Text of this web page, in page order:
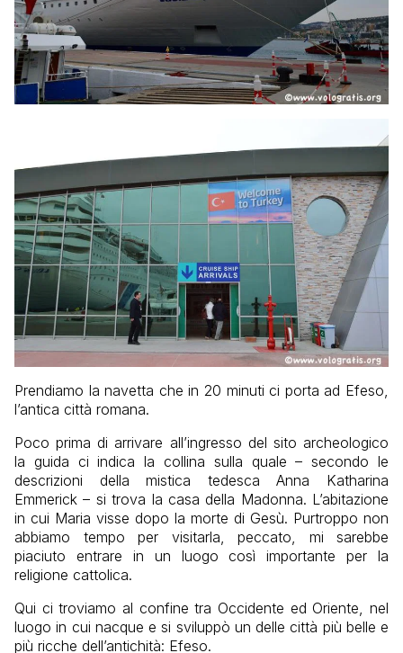
Prendiamo la navetta che in 20 minuti ci porta ad Efeso,
l’antica città romana.
Poco prima di arrivare all’ingresso del sito archeologico
la guida ci indica la collina sulla quale – secondo le
descrizioni della mistica tedesca Anna Katharina
Emmerick – si trova la casa della Madonna. L’abitazione
in cui Maria visse dopo la morte di Gesù. Purtroppo non
abbiamo tempo per visitarla, peccato, mi sarebbe
piaciuto entrare in un luogo così importante per la
religione cattolica.
Qui ci troviamo al confine tra Occidente ed Oriente, nel
luogo in cui nacque e si sviluppò un delle città più belle e
più ricche dell’antichità: Efeso.